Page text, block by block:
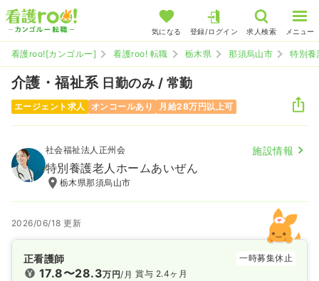
気になる 登録/ログイン 求人検索 メニュー
看護roo![カンゴルー] 看護roo! 転職 栃木県 那須烏山市 特別養
介護・福祉系 日勤のみ / 常勤
エージェント求人 オンコールあり 月給28万円以上可
社会福祉法人正州会 施設情報
特別養護老人ホームあいぜん
栃木県那須烏山市
2026/06/18 更新
正看護師 一時募集休止
17.8〜28.3万円/月 賞与 2.4ヶ月